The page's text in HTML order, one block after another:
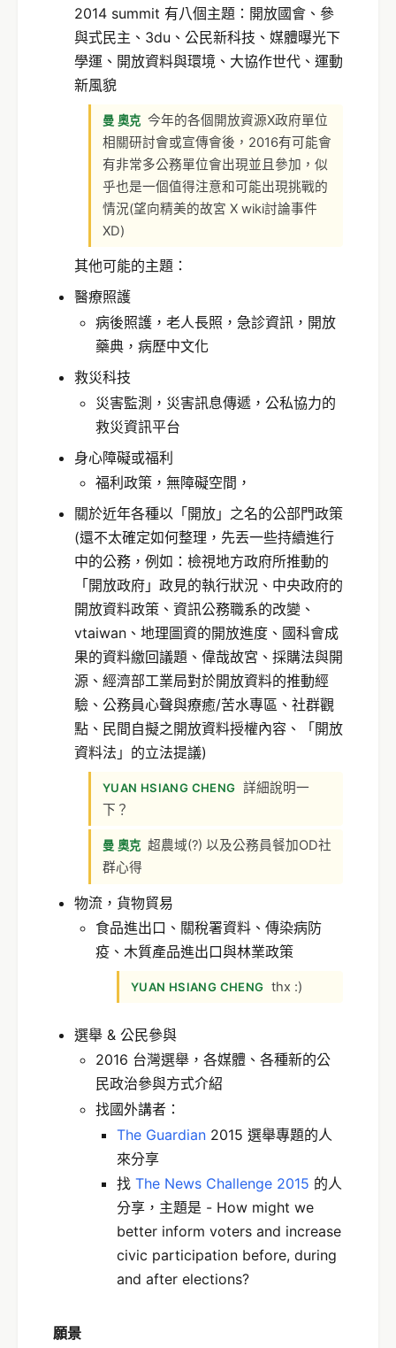
2014 summit 有八個主題：開放國會、參
與式民主、3du、公民新科技、媒體曝光下
學運、開放資料與環境、大協作世代、運動
新風貌
曼 奧克 今年的各個開放資源X政府單位
相關研討會或宣傳會後，2016有可能會
有非常多公務單位會出現並且參加，似
乎也是一個值得注意和可能出現挑戰的
情況(望向精美的故宮 X wiki討論事件
XD)
其他可能的主題：
醫療照護
病後照護，老人長照，急診資訊，開放
藥典，病歷中文化
救災科技
災害監測，災害訊息傳遞，公私協力的
救災資訊平台
身心障礙或福利
福利政策，無障礙空間，
關於近年各種以「開放」之名的公部門政策
(還不太確定如何整理，先丟一些持續進行
中的公務，例如：檢視地方政府所推動的
「開放政府」政見的執行狀況、中央政府的
開放資料政策、資訊公務職系的改變、
vtaiwan、地理圖資的開放進度、國科會成
果的資料繳回議題、偉哉故宮、採購法與開
源、經濟部工業局對於開放資料的推動經
驗、公務員心聲與療癒/苦水專區、社群觀
點、民間自擬之開放資料授權內容、「開放
資料法」的立法提議)
YUAN HSIANG CHENG 詳細說明一
下？
曼 奧克 超農域(?) 以及公務員餐加OD社
群心得
物流，貨物貿易
食品進出口、關稅署資料、傳染病防
疫、木質產品進出口與林業政策
YUAN HSIANG CHENG thx :)
選舉 & 公民參與
2016 台灣選舉，各媒體、各種新的公
民政治參與方式介紹
找國外講者：
The Guardian 2015 選舉專題的人
來分享
找 The News Challenge 2015 的人
分享，主題是 - How might we
better inform voters and increase
civic participation before, during
and after elections?
願景